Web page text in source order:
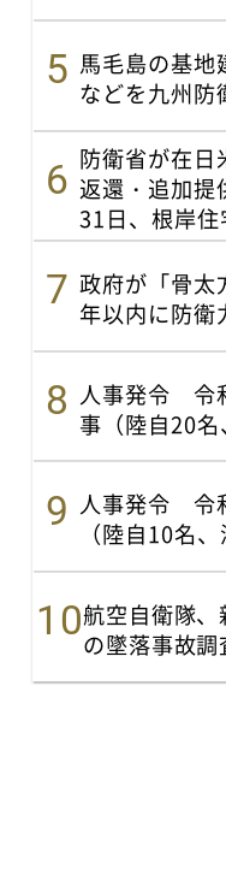
馬毛島の基地
などを九州防
防衛省が在日
返還・追加提
31日、根岸住
政府が「骨
年以内に防衛
人事発令 令
事（陸自20名
人事発令 令
（陸自10名
航空自衛隊
の墜落事故調